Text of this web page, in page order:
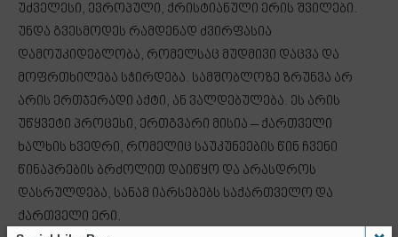
უძველესი, ევროპული, ქრისტიანული ერის შვილები.
უნდა გვესმოდეს რამდენად ძვირფასია
დამოუკიდებლობა, რომელსაც მუდმივი დაცვა და
მოფრთხილება სჭირდება. სამშობლოზე ზრუნვა არ
არის ერთჯერადი აქტი, ან ვალდებულება. ეს არის
უწყვეტი პროცესი, ერთგვარი მისია – ქართველი
ხალხის ხვედრი, რომელიც საუკუნეების წინ ჩვენი
წინაპრების ბრძოლით დაიწყო და არასდროს
დასრულდება, სანამ იარსებებს საქართველო და
ქართველი ერი.